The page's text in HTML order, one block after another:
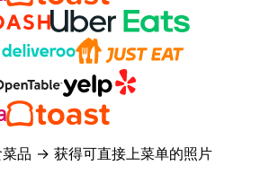
菜品 → 获得可直接上菜单的照片